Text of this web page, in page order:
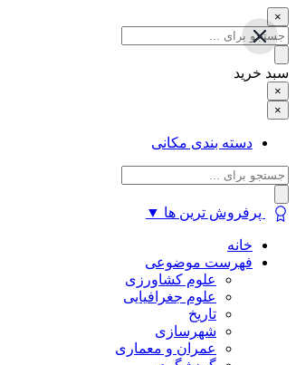
×
سبد خرید
×
سبد خرید
×
دسته بندی مکانی
پرفروش ترین ها ▼
خانه
فهرست موضوعی
علوم کشاورزی
علوم جغرافیایی
تاریخ
شهرسازی
عمران و معماری